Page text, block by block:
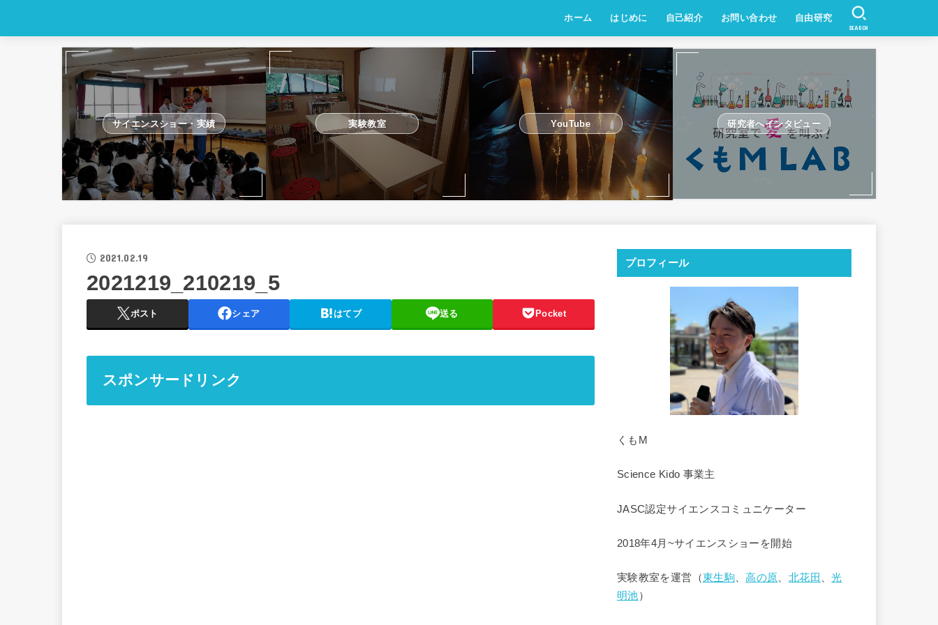
ホーム はじめに 自己紹介 お問い合わせ 自由研究
SEARCH
サイエンスショー・実績 実験教室 YouTube 研究者へインタビュー
2021.02.19
2021219_210219_5
ポスト シェア はてブ 送る Pocket
スポンサードリンク
プロフィール
くもM
Science Kido 事業主
JASC認定サイエンスコミュニケーター
2018年4月~サイエンスショーを開始
実験教室を運営（東生駒 、高の原 北花田 、光
明池）